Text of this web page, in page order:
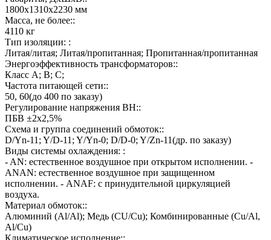
1800х1310х2230 мм
Масса, не более::
4110 кг
Тип изоляции: :
Литая/литая; Литая/пропитанная; Пропитанная/пропитанная
Энергоэффективность трансформаторов::
Класс А; В; С;
Частота питающей сети::
50, 60(до 400 по заказу)
Регулирование напряжения ВН::
ПБВ ±2х2,5%
Схема и группа соединений обмоток::
D/Yn-11; Y/D-11; Y/Yn-0; D/D-0; Y/Zn-11(др. по заказу)
Виды системы охлаждения: :
- AN: естественное воздушное при открытом исполнении. -
ANAN: естественное воздушное при защищенном
исполнении. - ANAF: с принудительной циркуляцией
воздуха.
Материал обмоток::
Алюминий (Al/Al); Медь (CU/Cu); Комбинированные (Cu/Al,
Al/Cu)